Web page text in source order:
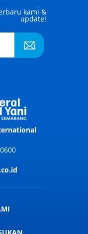
kami &
update!